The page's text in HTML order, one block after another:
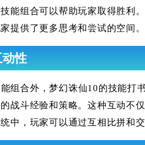
能组合可以帮助玩家取得胜利
提供了更多思考和尝试的空间。
性
组合外，梦幻诛仙10的技能打
战斗经验和策略。这种互动不
中，玩家可以通过互相比拼和